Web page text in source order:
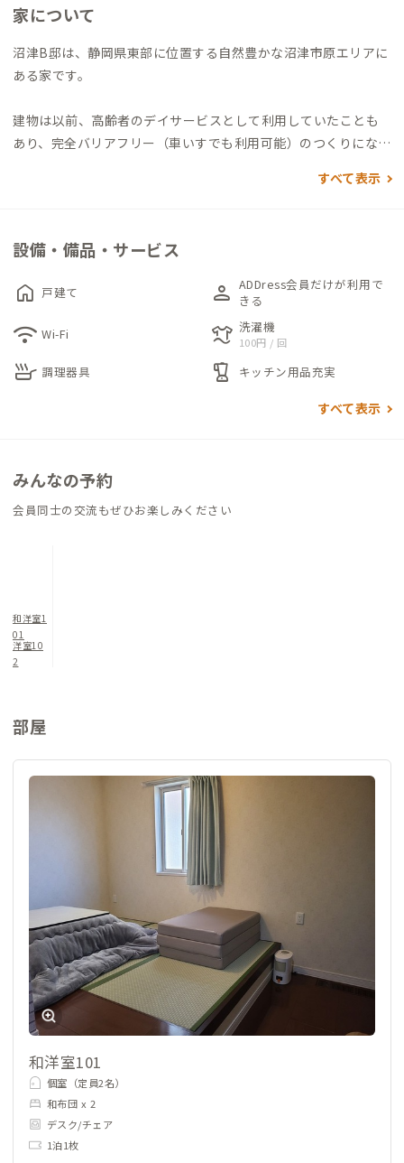
家について
沼津B邸は、静岡県東部に位置する自然豊かな沼津市原エリアに
ある家です。
建物は以前、高齢者のデイサービスとして利用していたことも
あり、完全バリアフリー（車いすでも利用可能）のつくりになっ
周りは閑静な住宅街ですので、広々とした空間で集中してテレワ
家守が猫を家の中に1匹、外に1匹飼っているので動物と触れ合
ってリフレッシュすることもできます。畑の共同利用も相談可能
なので、興味のある方はぜひ家守に相談してみてはいかがでしょ
うか。
すべて表示
設備・備品・サービス
home 戸建て person ADDress会員だけが利用で
きる
wifi Wi-Fi laundry 洗濯機
100円 / 回
skillet 調理器具 blender キッチン用品充実
すべて表示
みんなの予約
会員同士の交流もぜひお楽しみください
和洋室1
01
洋室10
2
部屋
和洋室101
個室（定員2名）
和布団 x 2
デスク/チェア
1泊1枚